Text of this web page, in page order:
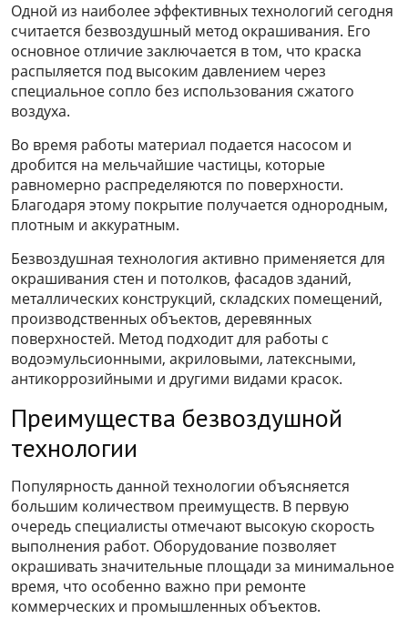
Одной из наиболее эффективных технологий сегодня
считается безвоздушный метод окрашивания. Его
основное отличие заключается в том, что краска
распыляется под высоким давлением через
специальное сопло без использования сжатого
воздуха.
Во время работы материал подается насосом и
дробится на мельчайшие частицы, которые
равномерно распределяются по поверхности.
Благодаря этому покрытие получается однородным,
плотным и аккуратным.
Безвоздушная технология активно применяется для
окрашивания стен и потолков, фасадов зданий,
металлических конструкций, складских помещений,
производственных объектов, деревянных
поверхностей. Метод подходит для работы с
водоэмульсионными, акриловыми, латексными,
антикоррозийными и другими видами красок.
Преимущества безвоздушной
технологии
Популярность данной технологии объясняется
большим количеством преимуществ. В первую
очередь специалисты отмечают высокую скорость
выполнения работ. Оборудование позволяет
окрашивать значительные площади за минимальное
время, что особенно важно при ремонте
коммерческих и промышленных объектов.